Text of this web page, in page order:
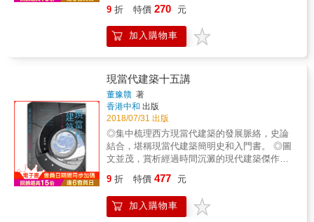
家歷史博物館所位於的紅場，其中的「紅」並
不是因建築物的紅色而來，跟共產主義的也無
關，而是來自俄文「紅色」曾經帶有的「美
麗色彩。 Blue─平民百姓無法企及，束之高閣
的高貴顏色。 Yellow─從歷史早期就被使用，
是金色的代用色。 Green─古往今來，不分文明
都備受喜愛的顏色。 Orange─因瓦磚燒製技術
提升才被認可的色彩。 Black─不只是白色的對
比色，黑色有神聖的意象。 White─從具體到抽
象都能表現意義的顏色。 Red─詮釋多種意義，
擁有悠久歷史的顏色。 建築界不討論色彩，是
一種觀念上的問題。但在建築的領域中，色彩
問，瞭解建築的用色，也許能發掘出建築的嶄
新一面。
物，並不斷更新、整理自身對於台灣城市的看
活在這片土地上的人們對話，沒有艱澀理論的
高牆，也沒有專業者的權威或架子，而是以繪
畫和故事的形式和大家分享，讓人們對於自身
一世紀中國成為其；那麼，我們也就掌握了二
十一世紀中國未來的鑰匙。1984年十一檢閱，
北京大學生方隊打出橫幅“小平您好”；代表了新
無共同之處。這標誌著一個獨立人格和自由意
志的中國人民代際的到來。“小平您好”代際，實
則是辛亥之後，第二次代際伊始（後代際）；
中國人民又再一次出發。 2018年中美貿易大戰
不是經濟戰—而是別樣的第二次古巴導彈危
機。中國當前封閉的社會對此危機無法理解，
也讓中國對此無所作為；就這樣，中國一步接
著一步滑向即將到來的軍事衝突。這並非不可
避免。如何認識1950年韓戰，決定了二十一世
當時中國政府。國民黨的一位高級官員甚至將
韓戰形容為「西安事變」，認為韓戰對國民政
9 折 特價 270 元
加入購物車
現當代建築十五講
董豫贛 著
香港中和 出版
2018/07/31 出版
◎集中梳理西方現當代建築的發展脈絡，史論
結合，堪稱現當代建築簡明史和入門書。 ◎圖
文並茂，賞析經過時間沉澱的現代建築傑作，
學建築學研究中心副教授，著名建築師、建築
評論家。在北大主講「現當代建築賞析」通選
課十年，成為北大最受歡迎的精品課之一。 賞
9 折 特價 477 元
加入購物車